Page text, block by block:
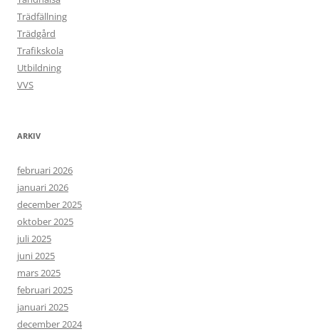
Trädfällning
Trädgård
Trafikskola
Utbildning
VVS
ARKIV
februari 2026
januari 2026
december 2025
oktober 2025
juli 2025
juni 2025
mars 2025
februari 2025
januari 2025
december 2024